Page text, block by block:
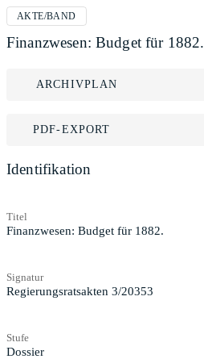
AKTE/BAND
Finanzwesen: Budget für 1882.
ARCHIVPLAN
PDF-EXPORT
Identifikation
Titel
Finanzwesen: Budget für 1882.
Signatur
Regierungsratsakten 3/20353
Stufe
Dossier